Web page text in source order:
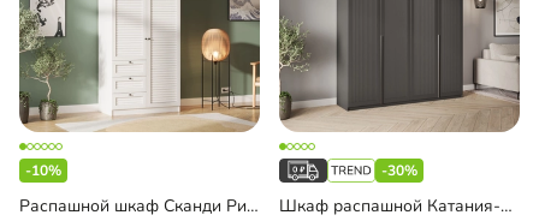
-10%
Распашной шкаф Сканди Ричмонд-2.3
-30%
Шкаф распашной Катания-4.2.1